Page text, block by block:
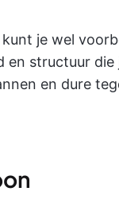
je wel
en structuur
en dure